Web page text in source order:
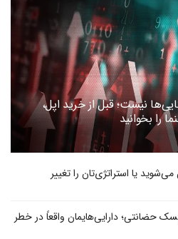
نیست؛ قبل از خرید اپل،
یا استراتژی‌تان را تغییر
حضانتی؛ دارایی‌هایمان واقعاً در خطر